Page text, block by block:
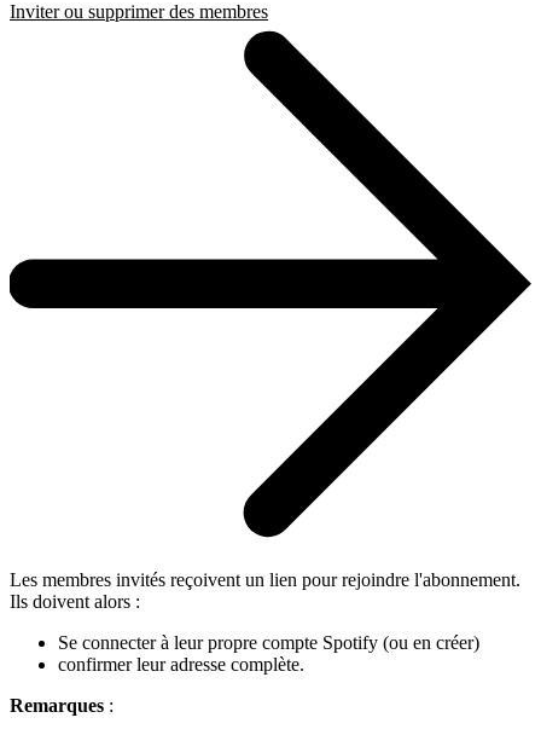
Inviter ou supprimer des membres
Les membres invités reçoivent un lien pour rejoindre l'abonnement.
Ils doivent alors :
Se connecter à leur propre compte Spotify (ou en créer)
confirmer leur adresse complète.
Remarques :